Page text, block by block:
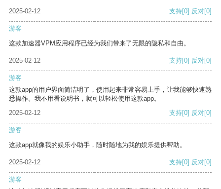
2025-02-12 支持[0] 反对[0]
游客
这款加速器VPM应用程序已经为我们带来了无限的隐私和自由。
2025-02-12 支持[0] 反对[0]
游客
这款app的用户界面简洁明了，使用起来非常容易上手，让我能够快速熟
悉操作。我不用看说明书，就可以轻松使用这款app。
2025-02-12
支持[0] 反对[0]
游客
这款app就像我的娱乐小助手，随时随地为我的娱乐提供帮助。
2025-02-12 支持[0] 反对[0]
游客